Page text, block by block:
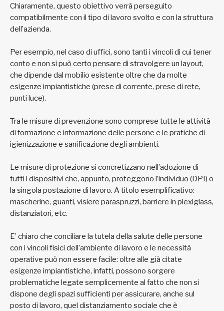
Chiaramente, questo obiettivo verrà perseguito
compatibilmente con il tipo di lavoro svolto e con la struttura
dell’azienda.
Per esempio, nel caso di uffici, sono tanti i vincoli di cui tener
conto e non si può certo pensare di stravolgere un layout,
che dipende dal mobilio esistente oltre che da molte
esigenze impiantistiche (prese di corrente, prese di rete,
punti luce).
Tra le misure di prevenzione sono comprese tutte le attività
di formazione e informazione delle persone e le pratiche di
igienizzazione e sanificazione degli ambienti.
Le misure di protezione si concretizzano nell’adozione di
tutti i dispositivi che, appunto, proteggono l’individuo (DPI) o
la singola postazione di lavoro. A titolo esemplificativo:
mascherine, guanti, visiere paraspruzzi, barriere in plexiglass,
distanziatori, etc.
E’ chiaro che conciliare la tutela della salute delle persone
con i vincoli fisici dell’ambiente di lavoro e le necessità
operative può non essere facile: oltre alle già citate
esigenze impiantistiche, infatti, possono sorgere
problematiche legate semplicemente al fatto che non si
dispone degli spazi sufficienti per assicurare, anche sul
posto di lavoro, quel distanziamento sociale che è